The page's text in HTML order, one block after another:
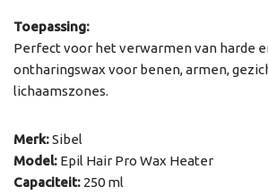
Toepassing:
Perfect voor het verwarmen van harde
ontharingswax voor benen, armen,
lichaamszones.
Merk:Sibel
Model: Epil Hair Pro Wax Heater
Capaciteit: 250 ml